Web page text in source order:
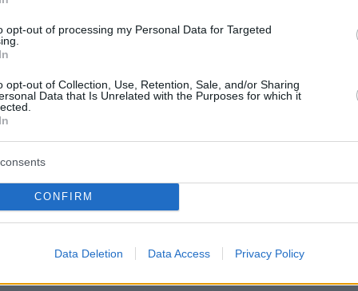
opt-out of processing my Personal Data for Targeted
opt-out of Collection, Use, Retention, Sale, and/or Sharing
Data that Is Unrelated with the Purposes for which it
CONFIRM
Data Deletion Data Access Privacy Policy
Απόδοση
περίπου 262 επιβατών σε κανονική ρύθμιση
προεδρική διαμόρφωση).
: Μήκος 70 μέτρα (747-200B), άνοιγμα
μέχρι 70-100 άτομα σε προεδρική
και το τζετ μπορεί να μεταφέρει έως 400